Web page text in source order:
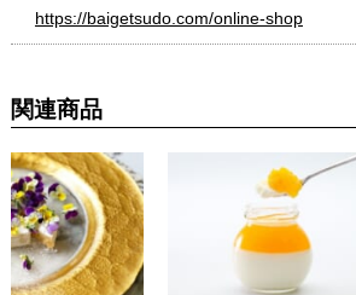
https://baigetsudo.com/online-shop
関連商品